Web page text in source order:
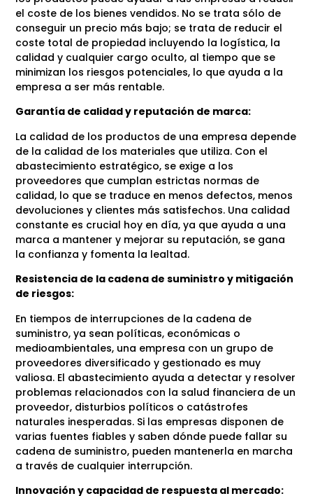
el coste de los bienes vendidos. No se trata sólo de
conseguir un precio más bajo; se trata de reducir el
coste total de propiedad incluyendo la logística, la
calidad y cualquier cargo oculto, al tiempo que se
minimizan los riesgos potenciales, lo que ayuda a la
empresa a ser más rentable.
Garantía de calidad y reputación de marca:
La calidad de los productos de una empresa depende
de la calidad de los materiales que utiliza. Con el
abastecimiento estratégico, se exige a los
proveedores que cumplan estrictas normas de
calidad, lo que se traduce en menos defectos, menos
devoluciones y clientes más satisfechos. Una calidad
constante es crucial hoy en día, ya que ayuda a una
marca a mantener y mejorar su reputación, se gana
la confianza y fomenta la lealtad.
Resistencia de la cadena de suministro y mitigación
de riesgos:
En tiempos de interrupciones de la cadena de
suministro, ya sean políticas, económicas o
medioambientales, una empresa con un grupo de
proveedores diversificado y gestionado es muy
valiosa. El abastecimiento ayuda a detectar y resolver
problemas relacionados con la salud financiera de un
proveedor, disturbios políticos o catástrofes
naturales inesperadas. Si las empresas disponen de
varias fuentes fiables y saben dónde puede fallar su
cadena de suministro, pueden mantenerla en marcha
a través de cualquier interrupción.
Innovación y capacidad de respuesta al mercado: